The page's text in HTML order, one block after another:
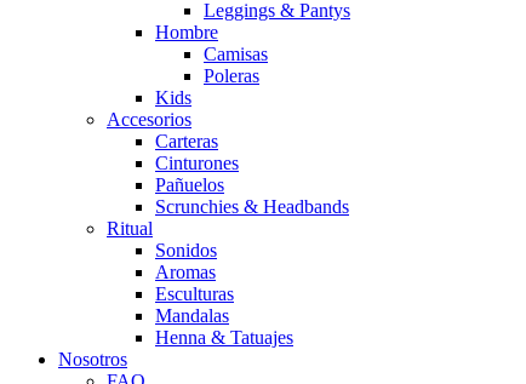
Leggings & Pantys
Hombre
Camisas
Poleras
Kids
Accesorios
Carteras
Cinturones
Pañuelos
Scrunchies & Headbands
Ritual
Sonidos
Aromas
Esculturas
Mandalas
Henna & Tatuajes
Nosotros